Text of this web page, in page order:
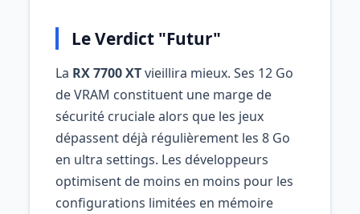
Le Verdict "Futur"
La RX 7700 XTvieillira mieux. Ses 12 Go
de VRAM constituent une marge de
sécurité cruciale alors que les jeux
dépassent déjà régulièrement les 8 Go
en ultra settings. Les développeurs
optimisent de moins en moins pour les
configurations limitées en mémoire